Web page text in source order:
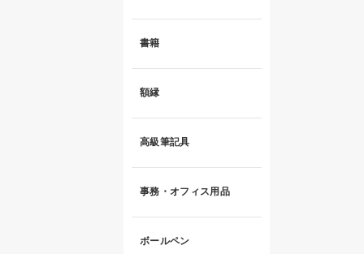
書籍
額縁
高級筆記具
事務・オフィス用品
ボールペン